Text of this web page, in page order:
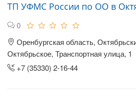
ТП УФМС России по ОО в
0
Оренбургская область,
Октябрьское, Транспортная улица, 1
+7 (35330) 2-16-44